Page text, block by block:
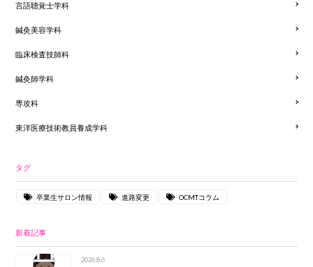
言語聴覚士学科
鍼灸美容学科
臨床検査技師科
鍼灸師学科
専攻科
東洋医療技術教員養成学科
タグ
卒業生サロン情報 進路変更 OCMTコラム
新着記事
2026.8.6